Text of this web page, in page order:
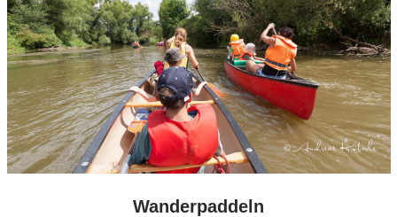
Wanderpaddeln